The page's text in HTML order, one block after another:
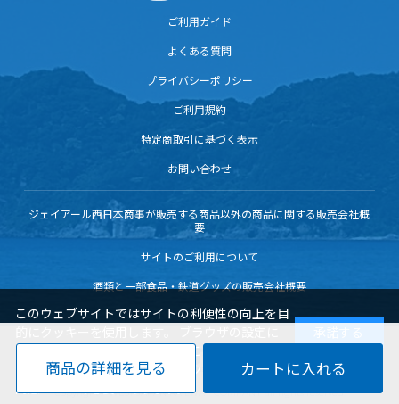
商品の詳細を見る
ご利用ガイド
よくある質問
プライバシーポリシー
ご利用規約
特定商取引に基づく表示
お問い合わせ
ジェイアール西日本商事が販売する商品以外の商品に関する販売会社概
要
サイトのご利用について
酒類と一部食品・鉄道グッズの販売会社概要
Copyright© WEST JAPAN RAILWAY COMPANY all rights reserved.
このウェブサイトではサイトの利便性の向上を目
的にクッキーを使用します。 ブラウザの設定に
よりクッキーの機能を変更することもできます。
サイトを閲覧いただく際には、クッキーの使用に
同意いただく必要があります。